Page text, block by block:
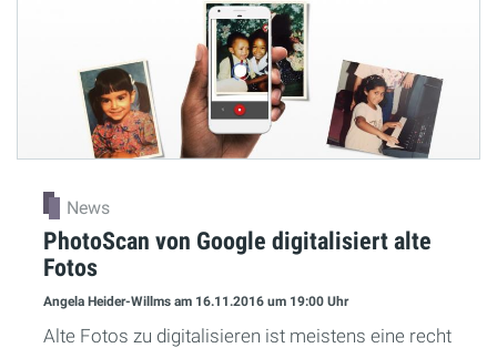
News
PhotoScan von Google digitalisiert alte
Fotos
Angela Heider-Willms am 16.11.2016 um 19:00 Uhr
Alte Fotos zu digitalisieren ist meistens eine recht